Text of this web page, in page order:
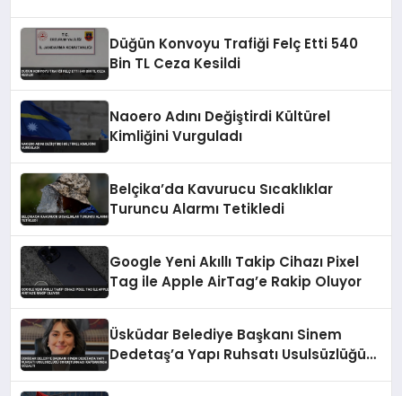
Düğün Konvoyu Trafiği Felç Etti 540
Bin TL Ceza Kesildi
Naoero Adını Değiştirdi Kültürel
Kimliğini Vurguladı
Belçika’da Kavurucu Sıcaklıklar
Turuncu Alarmı Tetikledi
Google Yeni Akıllı Takip Cihazı Pixel
Tag ile Apple AirTag’e Rakip Oluyor
Üsküdar Belediye Başkanı Sinem
Dedetaş’a Yapı Ruhsatı Usulsüzlüğü